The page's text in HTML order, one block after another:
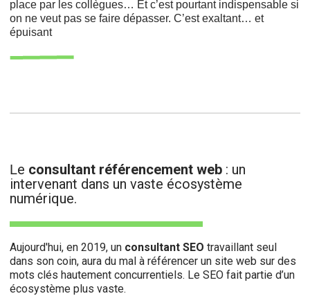
place par les collègues… Et c’est pourtant indispensable si
on ne veut pas se faire dépasser. C’est exaltant… et
épuisant
Le consultant référencement web : un
intervenant dans un vaste écosystème
numérique.
Aujourd'hui, en 2019, un consultant SEOtravaillant seul
dans son coin, aura du mal à référencer un site web sur des
mots clés hautement concurrentiels. Le SEO fait partie d’un
écosystème plus vaste.